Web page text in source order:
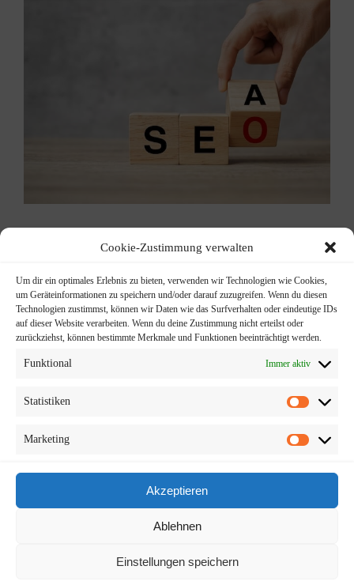
Cookie-Zustimmung verwalten
Um dir ein optimales Erlebnis zu bieten, verwenden wir Technologien wie Cookies,
um Geräteinformationen zu speichern und/oder darauf zuzugreifen. Wenn du diesen
Technologien zustimmst, können wir Daten wie das Surfverhalten oder eindeutige IDs
auf dieser Website verarbeiten. Wenn du deine Zustimmung nicht erteilst oder
zurückziehst, können bestimmte Merkmale und Funktionen beeinträchtigt werden.
Funktional Immer aktiv
Statistiken
Marketing
Akzeptieren
Ablehnen
Einstellungen speichern